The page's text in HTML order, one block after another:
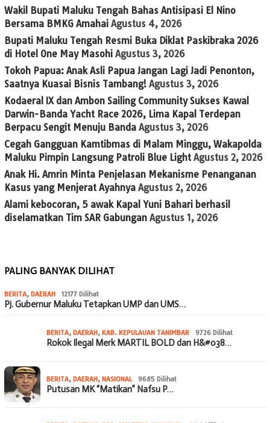
Wakil Bupati Maluku Tengah Bahas Antisipasi El Nino
Bersama BMKG Amahai Agustus 4, 2026
Bupati Maluku Tengah Resmi Buka Diklat Paskibraka 2026
di Hotel One May Masohi Agustus 3, 2026
Tokoh Papua: Anak Asli Papua Jangan Lagi Jadi Penonton,
Saatnya Kuasai Bisnis Tambang! Agustus 3, 2026
Kodaeral IX dan Ambon Sailing Community Sukses Kawal
Darwin-Banda Yacht Race 2026, Lima Kapal Terdepan
Berpacu Sengit Menuju Banda Agustus 3, 2026
Cegah Gangguan Kamtibmas di Malam Minggu, Wakapolda
Maluku Pimpin Langsung Patroli Blue Light Agustus 2, 2026
Anak Hi. Amrin Minta Penjelasan Mekanisme Penanganan
Kasus yang Menjerat Ayahnya Agustus 2, 2026
Alami kebocoran, 5 awak Kapal Yuni Bahari berhasil
diselamatkan Tim SAR Gabungan Agustus 1, 2026
PALING BANYAK DILIHAT
BERITA, DAERAH 12177 Dilihat
Pj. Gubernur Maluku Tetapkan UMP dan UMS…
BERITA, DAERAH, KAB. KEPULAUAN TANIMBAR 9726 Dilihat
Rokok Ilegal Merk MARTIL BOLD dan H&#038…
BERITA, DAERAH, NASIONAL 9685 Dilihat
Putusan MK “Matikan” Nafsu P…